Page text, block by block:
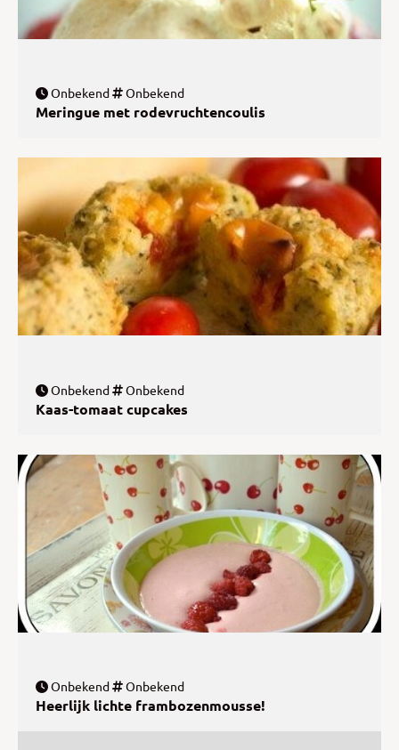
Onbekend Onbekend
Meringue met rodevruchtencoulis
Onbekend Onbekend
Kaas-tomaat cupcakes
Onbekend Onbekend
Heerlijk lichte frambozenmousse!